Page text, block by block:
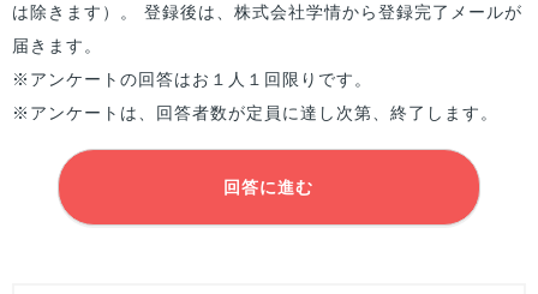
は除きます）。 登録後は、株式会社学情から登録完了メールが
届きます。
※アンケートの回答はお１人１回限りです。
※アンケートは、回答者数が定員に達し次第、終了します。
回答に進む